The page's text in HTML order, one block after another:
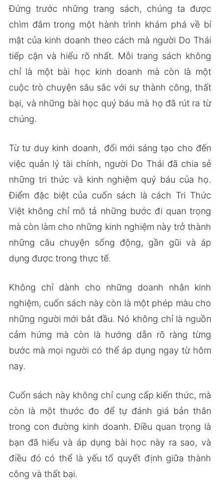
Đứng trước những trang sách, chúng ta được
chìm đắm trong một hành trình khám phá về bí
mật của kinh doanh theo cách mà người Do Thái
tiếp cận và hiểu rõ nhất. Mỗi trang sách không
chỉ là một bài học kinh doanh mà còn là một
cuộc trò chuyện sâu sắc với sự thành công, thất
bại, và những bài học quý báu mà họ đã rút ra từ
chúng.
Từ tư duy kinh doanh, đổi mới sáng tạo cho đến
việc quản lý tài chính, người Do Thái đã chia sẻ
những tri thức và kinh nghiệm quý báu của họ.
Điểm đặc biệt của cuốn sách là cách Tri Thức
Việt không chỉ mô tả những bước đi quan trọng
mà còn làm cho những kinh nghiệm này trở thành
những câu chuyện sống động, gần gũi và áp
dụng được trong thực tế.
Không chỉ dành cho những doanh nhân kinh
nghiệm, cuốn sách này còn là một phép màu cho
những người mới bắt đầu. Nó không chỉ là nguồn
cảm hứng mà còn là hướng dẫn rõ ràng từng
bước mà mọi người có thể áp dụng ngay từ hôm
nay.
Cuốn sách này không chỉ cung cấp kiến thức, mà
còn là một thước đo để tự đánh giá bản thân
trong con đường kinh doanh. Điều quan trọng là
bạn đã hiểu và áp dụng bài học này ra sao, và
điều đó có thể là yếu tố quyết định giữa thành
công và thất bại.